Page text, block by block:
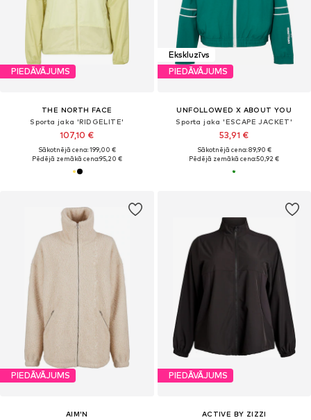
PIEDĀVĀJUMS
THE NORTH FACE
Sporta jaka 'RIDGELITE'
107,10 €
Sākotnējā cena: 199,00 €
Pēdējā zemākā cena:95,20 €
Ekskluzīvs
PIEDĀVĀJUMS
UNFOLLOWED X ABOUT YOU
Sporta jaka 'ESCAPE JACKET'
53,91 €
Sākotnējā cena: 89,90 €
Pēdējā zemākā cena:50,92 €
PIEDĀVĀJUMS
AIM'N
PIEDĀVĀJUMS
ACTIVE BY ZIZZI